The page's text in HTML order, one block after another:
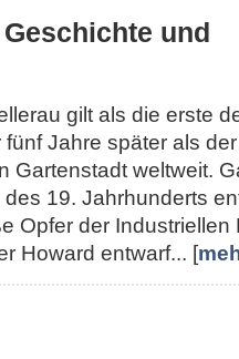
und
gilt als die erste
Jahre später als
Gartenstadt weltweit.
19. Jahrhunderts
Opfer der Industriellen
Howard entwarf... [